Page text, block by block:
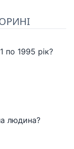
по 1995 рік?
людина?